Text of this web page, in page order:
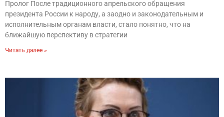
Пролог После традиционного апрельского обращения
президента России к народу, а заодно и законодательным и
исполнительным органам власти, стало понятно, что на
ближайшую перспективу в стратегии
Читать далее »